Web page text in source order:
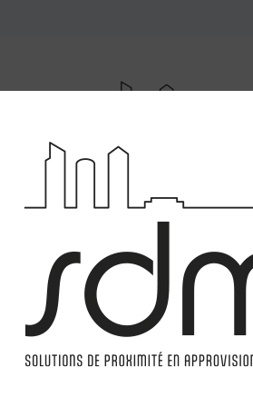
INSTRUMENTATIONS MATÉRIELS